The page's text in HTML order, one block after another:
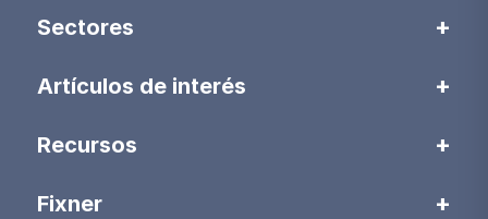
Sectores
Artículos de interés
Recursos
Fixner